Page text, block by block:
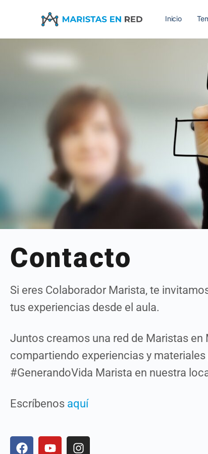
Inicio
Contacto
Si eres Colaborador Marista, te
tus experiencias desde el aula.
Juntos creamos una red de Maristas en
compartiendo experiencias y materiales
#GenerandoVida Marista en nuestra
Escríbenos aquí